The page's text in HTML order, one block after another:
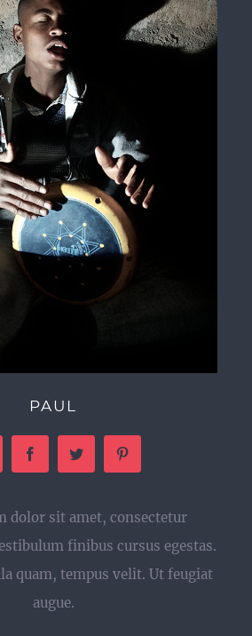
PAUL
dolor sit amet, consectetur
finibus cursus egestas.
quam, tempus velit. Ut feugiat
augue.